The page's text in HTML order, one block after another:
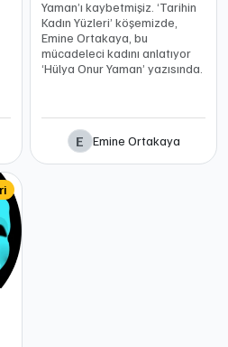
Yaman’ı kaybetmişiz. ‘Tarihin
Kadın Yüzleri’ köşemizde,
Emine Ortakaya, bu
mücadeleci kadını anlatıyor
‘Hülya Onur Yaman’ yazısında.
E Emine Ortakaya